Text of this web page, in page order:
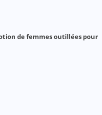
de femmes outillées pour